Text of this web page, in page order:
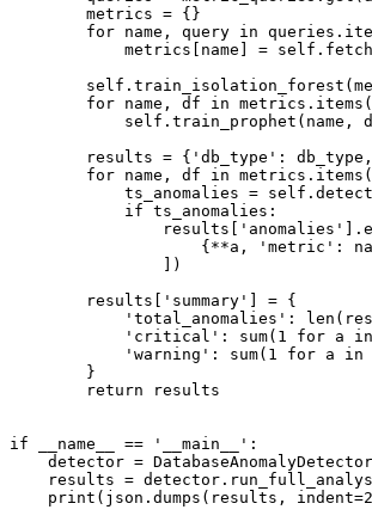
        metrics = {}
for name, query in
metrics[name] =
for name, df in
self.train_prophet(name,
results = {'db_type':
for name, df in
ts_anomalies =
            if ts_anomalies:
{**a, 'metric':
                ])
        results['summary'] = {
'total_anomalies':
'critical': sum(1 for a
'warning': sum(1 for a
        }
        return results
if __name__ == '__main__':
detector =
results =